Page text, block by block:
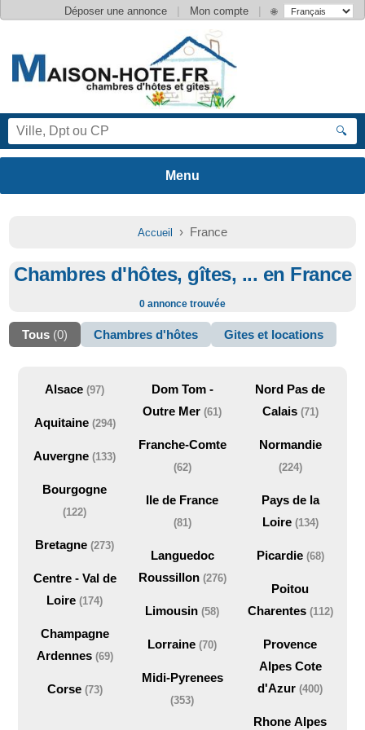
Déposer une annonce | Mon compte | 🌐
🔍
Accueil › France
Chambres d'hôtes, gîtes, ... en France
0 annonce trouvée
Tous (0) Chambres d'hôtes Gites et locations
Alsace(97)
Aquitaine (294)
Auvergne(133)
Bourgogne
(122)
Bretagne(273)
Centre - Val de
Loire(174)
Champagne
Ardennes (69)
Corse (73)
Dom Tom -
Outre Mer(61)
Franche-Comte
(62)
Ile de France
(81)
Languedoc
Roussillon (276)
Limousin(58)
Lorraine(70)
Midi-Pyrenees
(353)
Nord Pas de
Calais (71)
Normandie
(224)
Pays de la
Loire (134)
Picardie (68)
Poitou
Charentes (112)
Provence
Alpes Cote
d'Azur(400)
Rhone Alpes